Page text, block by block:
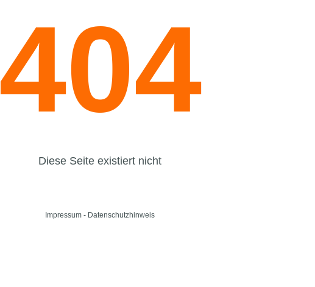
404
Diese Seite existiert nicht
Impressum - Datenschutzhinweis